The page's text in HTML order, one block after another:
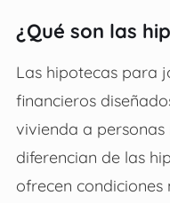
¿Qué son las
Las hipotecas para
financieros
vivienda a personas
diferencian de las
ofrecen condiciones